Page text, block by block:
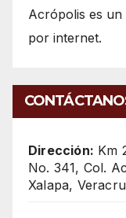
Acrópolis es
por internet.
Dirección: Km
No. 341, Col.
Xalapa,